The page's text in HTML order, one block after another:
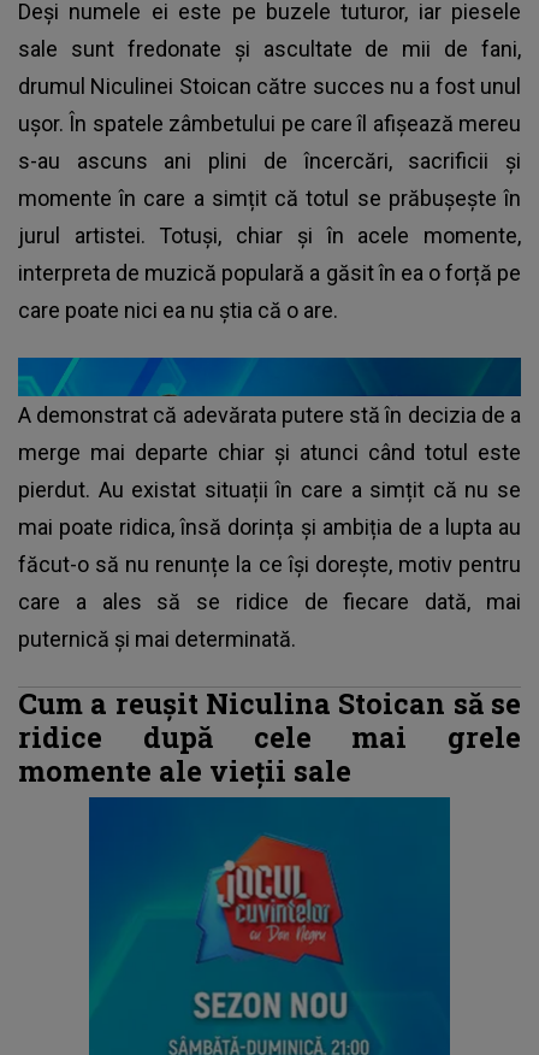
Deși numele ei este pe buzele tuturor, iar piesele
sale sunt fredonate și ascultate de mii de fani,
drumul Niculinei Stoican către succes nu a fost unul
ușor. În spatele zâmbetului pe care îl afișează mereu
s-au ascuns ani plini de încercări, sacrificii și
momente în care a simțit că totul se prăbușește în
jurul artistei. Totuși, chiar și în acele momente,
interpreta de muzică populară a găsit în ea o forță pe
care poate nici ea nu știa că o are.
A demonstrat că adevărata putere stă în decizia de a
merge mai departe chiar și atunci când totul este
pierdut. Au existat situații în care a simțit că nu se
mai poate ridica, însă dorința și ambiția de a lupta au
făcut-o să nu renunțe la ce își dorește, motiv pentru
care a ales să se ridice de fiecare dată, mai
puternică și mai determinată.
Cum a reușit Niculina Stoican să se
ridice după cele mai grele
momente ale vieții sale